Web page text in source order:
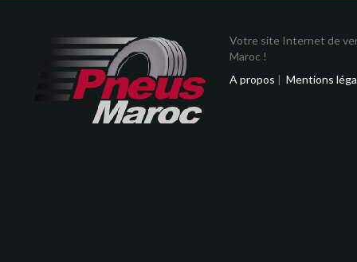
Votre site Internet de
Maroc !
A propos | Mentions